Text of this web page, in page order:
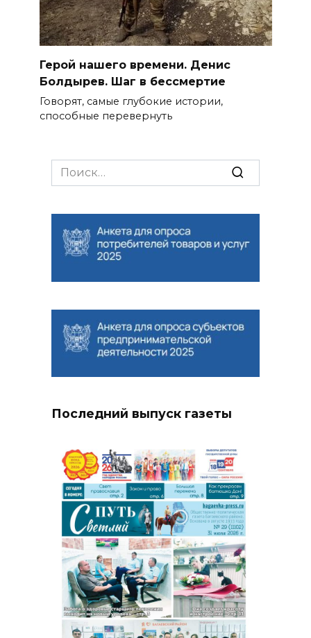
Герой нашего времени. Денис
Болдырев. Шаг в бессмертие
Говорят, самые глубокие истории,
способные перевернуть
Search
for:
Последний выпуск газеты